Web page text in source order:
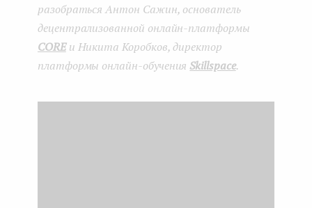
разобраться Антон Сажин, основатель
децентрализованной онлайн-платформы
COREи Никита Коробков, директор
платформы онлайн-обученияSkillspace.